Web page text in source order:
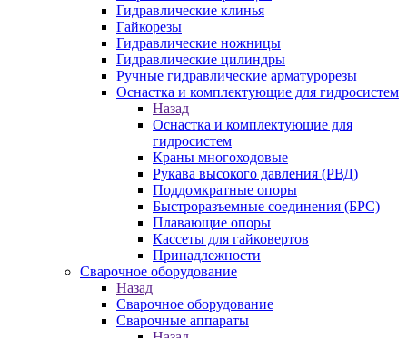
Гидравлические клинья
Гайкорезы
Гидравлические ножницы
Гидравлические цилиндры
Ручные гидравлические арматурорезы
Оснастка и комплектующие для гидросистем
Назад
Оснастка и комплектующие для
гидросистем
Краны многоходовые
Рукава высокого давления (РВД)
Поддомкратные опоры
Быстроразъемные соединения (БРС)
Плавающие опоры
Кассеты для гайковертов
Принадлежности
Сварочное оборудование
Назад
Сварочное оборудование
Сварочные аппараты